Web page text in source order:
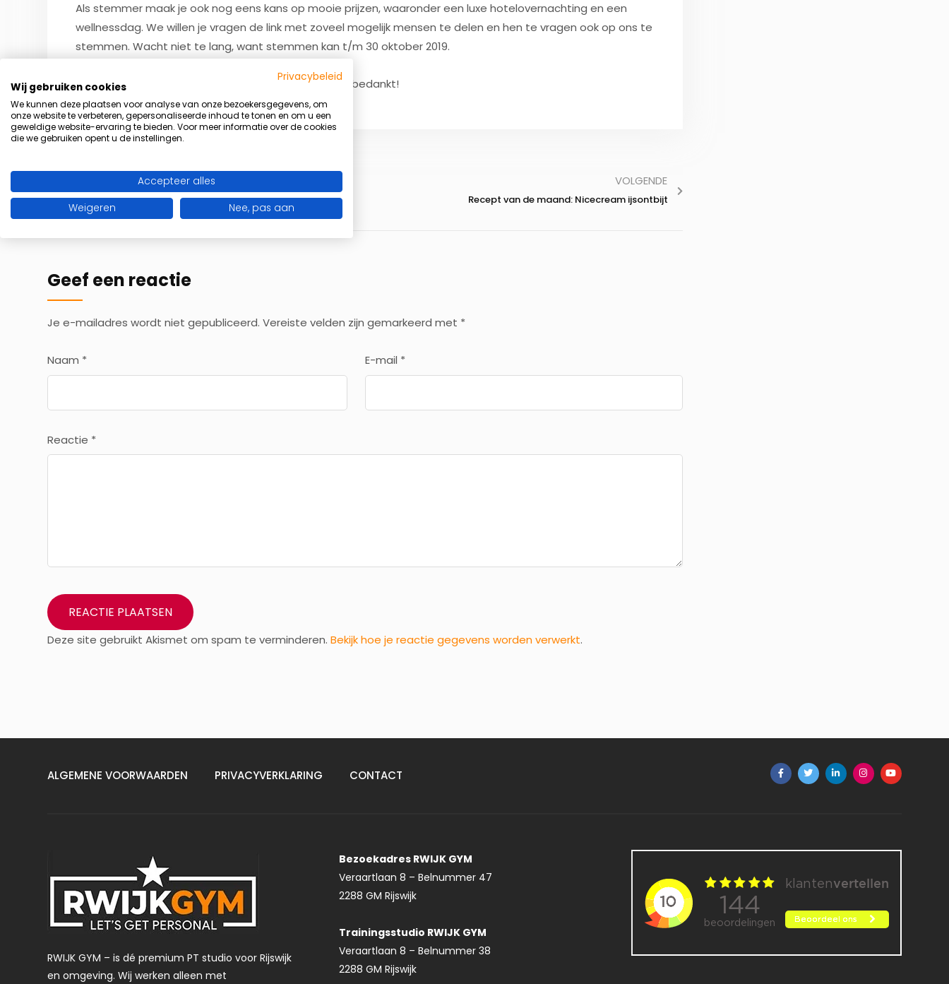
Als stemmer maak je ook nog eens kans op mooie prijzen, waaronder een luxe hotelovernachting en een
wellnessdag. We willen je vragen de link met zoveel mogelijk mensen te delen en hen te vragen ook op ons te
stemmen. Wacht niet te lang, want stemmen kan t/m 30 oktober 2019.
Namens het hele team van HealthCoachPlus alvast bedankt!
Drink minder alcohol voor een fitter leven
VOLGENDE
Recept van de maand: Nicecream ijsontbijt
Geef een reactie
Je e-mailadres wordt niet gepubliceerd. Vereiste velden zijn gemarkeerd met *
Naam * E-mail *
Reactie *
Deze site gebruikt Akismet om spam te verminderen. Bekijk hoe je reactie gegevens worden verwerkt.
ALGEMENE VOORWAARDEN PRIVACYVERKLARING CONTACT
RWIJK GYM – is dé premium PT studio voor Rijswijk
en omgeving. Wij werken alleen met
Bezoekadres RWIJK GYM
Veraartlaan 8 – Belnummer 47
2288 GM Rijswijk
Trainingsstudio RWIJK GYM
Veraartlaan 8 – Belnummer 38
2288 GM Rijswijk
Privacybeleid
Wij gebruiken cookies
We kunnen deze plaatsen voor analyse van onze bezoekersgegevens, om
onze website te verbeteren, gepersonaliseerde inhoud te tonen en om u een
geweldige website-ervaring te bieden. Voor meer informatie over de cookies
die we gebruiken opent u de instellingen.
Accepteer alles
Weigeren
Nee, pas aan